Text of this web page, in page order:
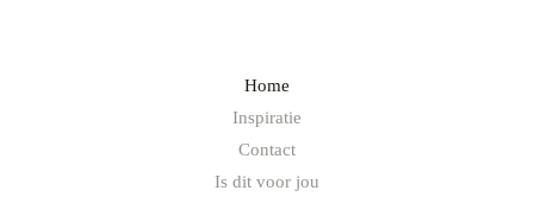
Home
Inspiratie
Contact
Is dit voor jou